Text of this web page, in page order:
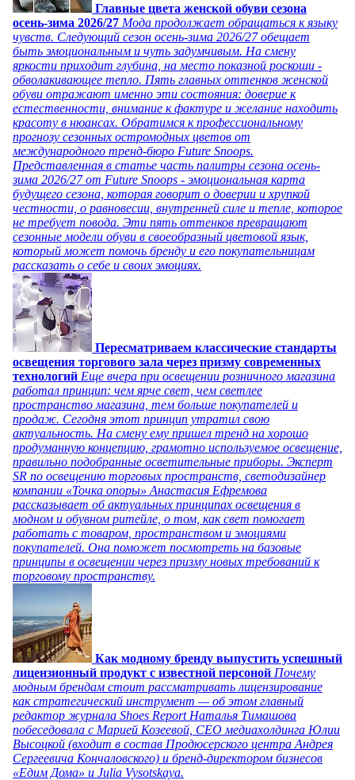
Главные цвета женской обуви сезона
осень-зима 2026/27 Мода продолжает обращаться к языку
чувств. Следующий сезон осень-зима 2026/27 обещает
быть эмоциональным и чуть задумчивым. На смену
яркости приходит глубина, на место показной роскоши -
обволакивающее тепло. Пять главных оттенков женской
обуви отражают именно эти состояния: доверие к
естественности, внимание к фактуре и желание находить
красоту в нюансах. Обратимся к профессиональному
прогнозу сезонных остромодных цветов от
международного тренд-бюро Future Snoops.
Представленная в статье часть палитры сезона осень-
зима 2026/27 от Future Snoops - эмоциональная карта
будущего сезона, которая говорит о доверии и хрупкой
честности, о равновесии, внутренней силе и тепле, которое
не требует повода. Эти пять оттенков превращают
сезонные модели обуви в своеобразный цветовой язык,
который может помочь бренду и его покупательницам
рассказать о себе и своих эмоциях.
Пересматриваем классические стандарты
освещения торгового зала через призму современных
технологий Еще вчера при освещении розничного магазина
работал принцип: чем ярче свет, чем светлее
пространство магазина, тем больше покупателей и
продаж. Сегодня этот принцип утратил свою
актуальность. На смену ему пришел тренд на хорошо
продуманную концепцию, грамотно используемое освещение,
правильно подобранные осветительные приборы. Эксперт
SR по освещению торговых пространств, светодизайнер
компании «Точка опоры» Анастасия Ефремова
рассказывает об актуальных принципах освещения в
модном и обувном ритейле, о том, как свет помогает
работать с товаром, пространством и эмоциями
покупателей. Она поможет посмотреть на базовые
принципы в освещении через призму новых требований к
торговому пространству.
Как модному бренду выпустить успешный
лицензионный продукт с известной персоной Почему
модным брендам стоит рассматривать лицензирование
как стратегический инструмент — об этом главный
редактор журнала Shoes Report Наталья Тимашова
побеседовала с Марией Козеевой, СЕО медиахолдинга Юлии
Высоцкой (входит в состав Продюсерского центра Андрея
Сергеевича Кончаловского) и бренд-директором бизнесов
«Едим Дома» и Julia Vysotskaya.